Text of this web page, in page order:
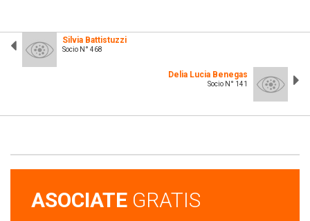
Silvia Battistuzzi
Socio N° 468
Delia Lucia Benegas
Socio N° 141
ASOCIATE GRATIS